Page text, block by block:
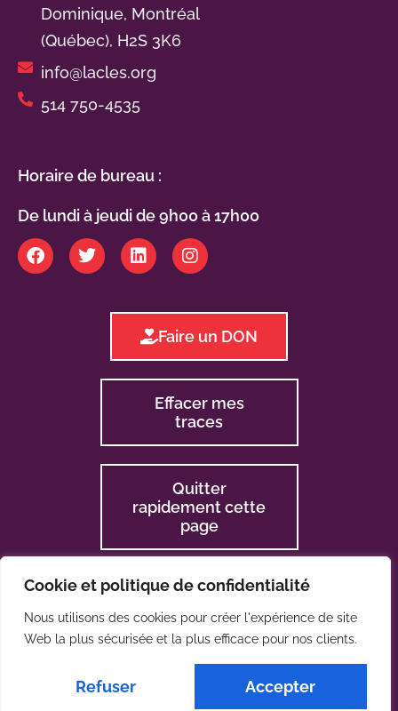
Cookie et politique de confidentialité
Nous utilisons des cookies pour créer l'expérience de site
Web la plus sécurisée et la plus efficace pour nos clients.
Refuser Accepter
Dominique, Montréal
(Québec), H2S 3K6
info@lacles.org
514 750-4535
Horaire de bureau :
De lundi à jeudi de 9h00 à 17h00
Faire un DON
Effacer mes
traces
Quitter
rapidement cette
page
2024 © La CLES
Une réalisation de :PHIL